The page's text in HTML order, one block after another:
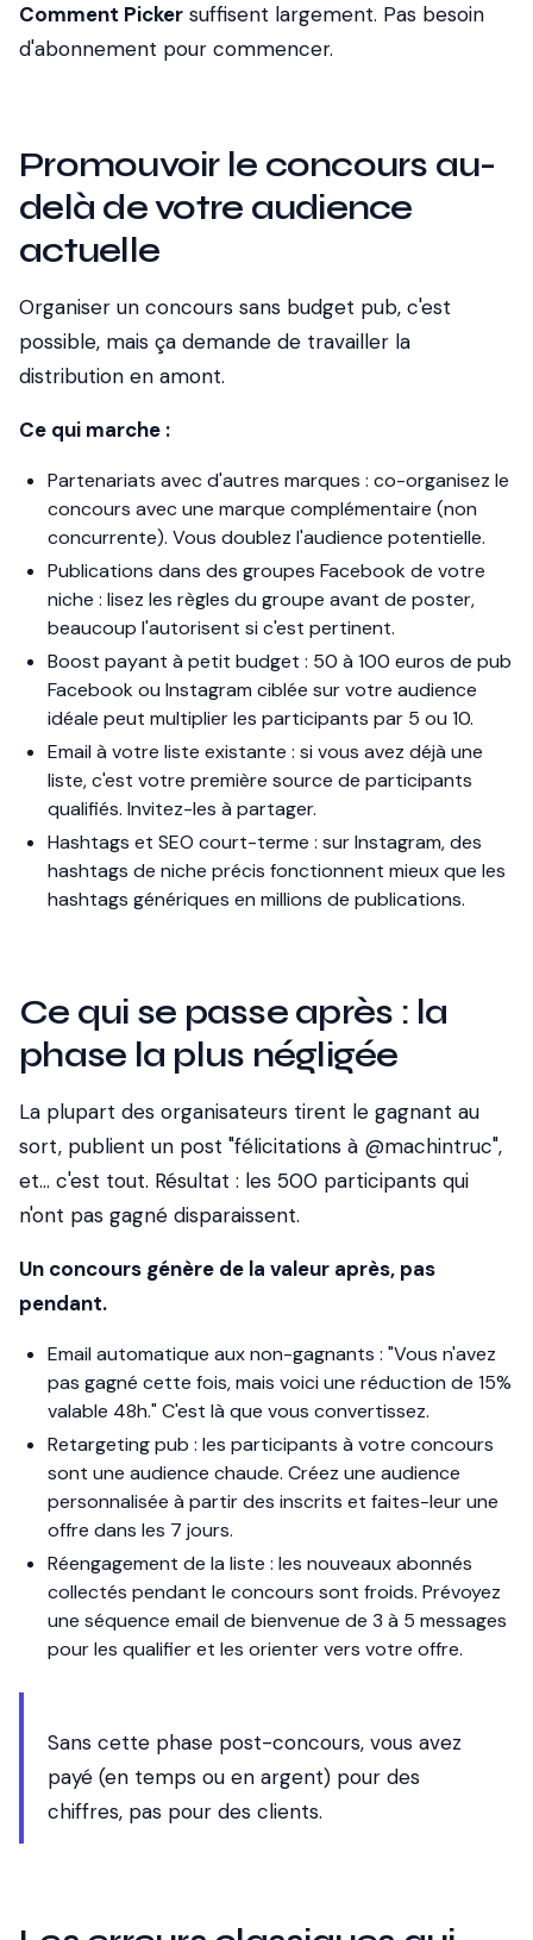
Comment Picker suffisent largement. Pas besoin
d'abonnement pour commencer.
Promouvoir le concours au-
delà de votre audience
actuelle
Organiser un concours sans budget pub, c'est
possible, mais ça demande de travailler la
distribution en amont.
Ce qui marche :
Partenariats avec d'autres marques : co-organisez le
concours avec une marque complémentaire (non
concurrente). Vous doublez l'audience potentielle.
Publications dans des groupes Facebook de votre
niche : lisez les règles du groupe avant de poster,
beaucoup l'autorisent si c'est pertinent.
Boost payant à petit budget : 50 à 100 euros de pub
Facebook ou Instagram ciblée sur votre audience
idéale peut multiplier les participants par 5 ou 10.
Email à votre liste existante : si vous avez déjà une
liste, c'est votre première source de participants
qualifiés. Invitez-les à partager.
Hashtags et SEO court-terme : sur Instagram, des
hashtags de niche précis fonctionnent mieux que les
hashtags génériques en millions de publications.
Ce qui se passe après : la
phase la plus négligée
La plupart des organisateurs tirent le gagnant au
sort, publient un post "félicitations à @machintruc",
et... c'est tout. Résultat : les 500 participants qui
n'ont pas gagné disparaissent.
Un concours génère de la valeur après, pas
pendant.
Email automatique aux non-gagnants : "Vous n'avez
pas gagné cette fois, mais voici une réduction de 15%
valable 48h." C'est là que vous convertissez.
Retargeting pub : les participants à votre concours
sont une audience chaude. Créez une audience
personnalisée à partir des inscrits et faites-leur une
offre dans les 7 jours.
Réengagement de la liste : les nouveaux abonnés
collectés pendant le concours sont froids. Prévoyez
une séquence email de bienvenue de 3 à 5 messages
pour les qualifier et les orienter vers votre offre.
Sans cette phase post-concours, vous avez
payé (en temps ou en argent) pour des
chiffres, pas pour des clients.